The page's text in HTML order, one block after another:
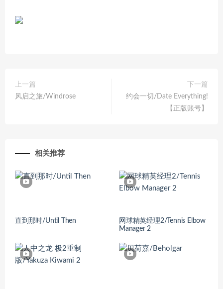
上一篇
风启之旅/Windrose
下一篇
约会一切/Date Everything!
【正版账号】
相关推荐
直到那时/Until Then
网球精英经理2/Tennis Elbow
Manager 2